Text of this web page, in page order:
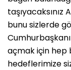
taşıyacaksınız
bunu sizlerde
açmak için hep
hedeflerimize